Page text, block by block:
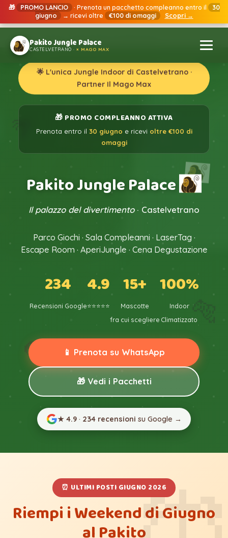
🎁 PROMO LANCIO · Prenota un pacchetto compleanno entro il
30
giugno → ricevi oltre €100 di omaggi Scopri →
Pakito Jungle Palace
CASTELVETRANO · × MAGO MAX
Location
🌴
🦜
🐅
🌟 L'unica Jungle Indoor di Castelvetrano ·
Partner Il Mago Max
🎁 PROMO COMPLEANNO ATTIVA
Prenota entro il 30 giugno e ricevi oltre €100 di
omaggi
PAKITO JUNGLE PALACE
📍 Viale Roma 71 · Castelvetrano (TP)
★★★★★4.9/5 · 234 recensioni Google
Pakito Jungle Palace
Il palazzo del divertimento· Castelvetrano
Parco Giochi · Sala Compleanni · LaserTag ·
Escape Room · AperiJungle · Cena Degustazione
234
Recensioni Google
4.9
⭐⭐⭐⭐⭐
15+
Mascotte
fra cui scegliere
100%
Indoor
Climatizzato
📱 Prenota su WhatsApp
🎁 Vedi i Pacchetti
★ 4.9 · 234 recensioni su Google →
⏰ ULTIMI POSTI GIUGNO 2026
Riempi i Weekend di Giugno